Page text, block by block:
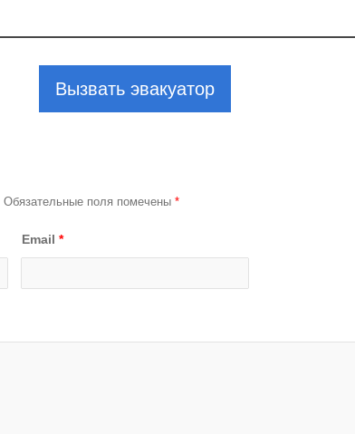
Вызвать эвакуатор
Обязательные поля помечены *
Email *